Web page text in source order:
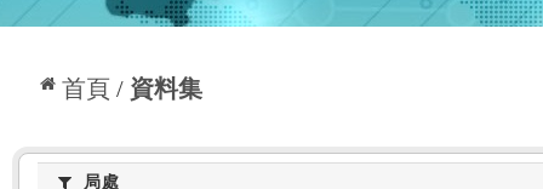
首頁 資料集
:::
局處